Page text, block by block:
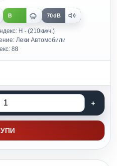
B 70dB
H - (210км/ч.)
Леки Автомобили
88